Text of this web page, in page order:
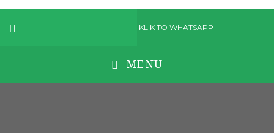
KLIK TO WHATSAPP
MENU